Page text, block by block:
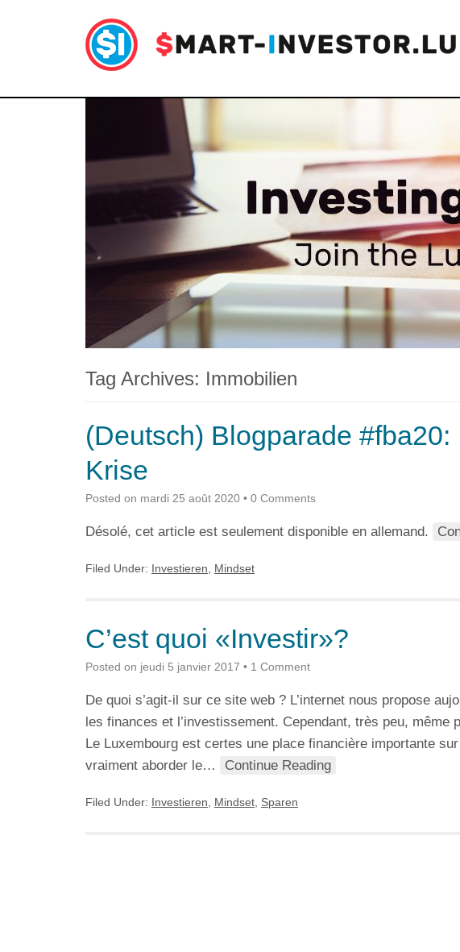
Tag Archives: Immobilien
(Deutsch) Blogparade
Krise
Posted on mardi 25 août 2020 • 0 Comments
Désolé, cet article est seulement disponible en allemand.
Filed Under: Investieren Mindset
C’est quoi «Investir»?
Posted on jeudi 5 janvier 2017 • 1 Comment
De quoi s’agit-il sur ce site web ? L’internet nous propose
les finances et l’investissement. Cependant, très peu, même
Le Luxembourg est certes une place financière importante
vraiment aborder le…
Continue Reading
Filed Under: Investieren Mindset Sparen